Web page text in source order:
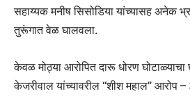
सहाय्यक मनीष सिसोडिया यांच्यासह अनेक
तुरूंगात वेळ घालवला.
केवळ मोठ्या आरोपित दारू धोरण घोटाळ्याचा
केजरीवाल यांच्यावरील “शीश महाल” आरोप